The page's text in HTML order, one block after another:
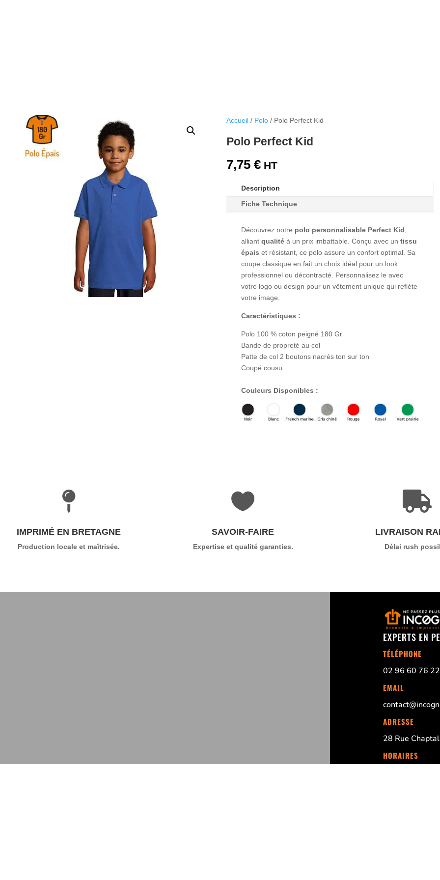
Accueil / Polo / Polo Perfect Kid
Polo Perfect Kid
7,75€
Description
Fiche Technique
Découvrez notre polo personnalisable Perfect Kid
alliantqualité à un prix imbattable. Conçu avec untissu
épais et résistant, ce polo assure un confort optimal. Sa
coupe classique en fait un choix idéal pour un look
professionnel ou décontracté. Personnalisez le avec
votre logo ou design pour un vêtement unique qui reflète
votre image.
Caractéristiques :
Polo 100 % coton peigné 180 Gr
Bande de propreté au col
Patte de col 2 boutons nacrés ton sur ton
Coupé cousu
Couleurs Disponibles :

IMPRIMÉ EN BRETAGNE
Production locale et maîtrisée.

SAVOIR-FAIRE
Expertise et qualité garanties.

LIVRAISON
Délai rush
EXPERTS EN
TÉLÉPHONE
02 96 60 76 22
EMAIL
ADRESSE
28 Rue
HORAIRES